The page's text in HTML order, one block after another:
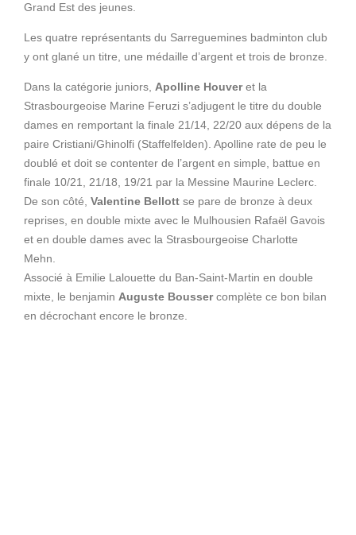
Grand Est des jeunes.
Les quatre représentants du Sarreguemines badminton club
y ont glané un titre, une médaille d’argent et trois de bronze.
Dans la catégorie juniors, Apolline Houveret la
Strasbourgeoise Marine Feruzi s’adjugent le titre du double
dames en remportant la finale 21/14, 22/20 aux dépens de la
paire Cristiani/Ghinolfi (Staffelfelden). Apolline rate de peu le
doublé et doit se contenter de l’argent en simple, battue en
finale 10/21, 21/18, 19/21 par la Messine Maurine Leclerc.
De son côté, Valentine Bellott se pare de bronze à deux
reprises, en double mixte avec le Mulhousien Rafaël Gavois
et en double dames avec la Strasbourgeoise Charlotte
Mehn.
Associé à Emilie Lalouette du Ban-Saint-Martin en double
mixte, le benjamin Auguste Boussercomplète ce bon bilan
en décrochant encore le bronze.